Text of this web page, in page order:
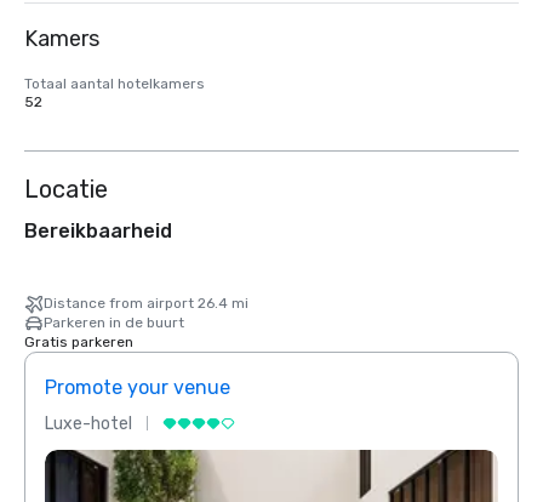
Kamers
Totaal aantal hotelkamers
52
Locatie
Bereikbaarheid
Distance from airport 26.4 mi
Parkeren in de buurt
Gratis parkeren
Promote your venue
Luxe-hotel